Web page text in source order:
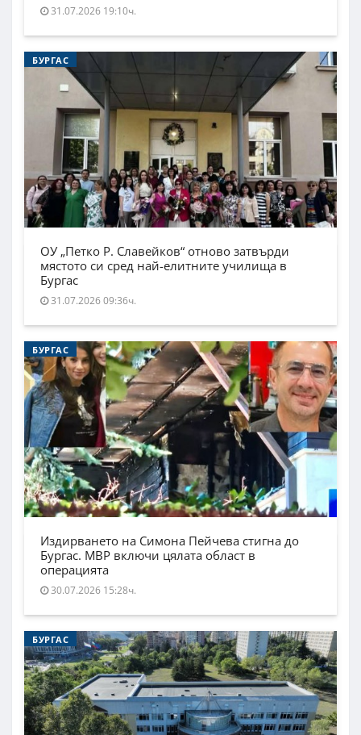
31.07.2026 19:10ч.
БУРГАС
ОУ „Петко Р. Славейков“ отново затвърди
мястото си сред най-елитните училища в
Бургас
31.07.2026 09:36ч.
БУРГАС
Издирването на Симона Пейчева стигна до
Бургас. МВР включи цялата област в
операцията
30.07.2026 15:28ч.
БУРГАС